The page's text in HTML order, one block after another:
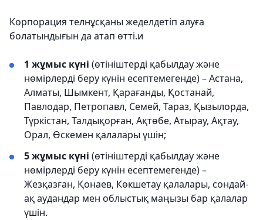
Корпорация телнұсқаны жеделдетіп алуға
болатындығын да атап өтті.и
1 жұмыс күні (өтініштерді қабылдау және
нөмірлерді беру күнін есептемегенде) – Астана,
Алматы, Шымкент, Қарағанды, Қостанай,
Павлодар, Петропавл, Семей, Тараз, Қызылорда,
Түркістан, Талдықорған, Ақтөбе, Атырау, Ақтау,
Орал, Өскемен қалалары үшін;
5 жұмыс күні (өтініштерді қабылдау және
нөмірлерді беру күнін есептемегенде) –
Жезқазған, Қонаев, Көкшетау қалалары, сондай-
ақ аудандар мен облыстық маңызы бар қалалар
үшін.